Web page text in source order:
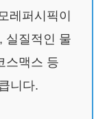
레퍼시픽이
실질적인 물
스맥스 등
니다.